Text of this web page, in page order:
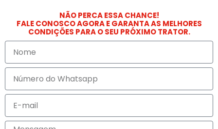
NÃO PERCA ESSA CHANCE!
FALE CONOSCO AGORA E GARANTA AS MELHORES
CONDIÇÕES PARA O SEU PRÓXIMO TRATOR.